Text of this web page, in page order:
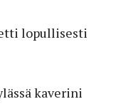
lopullisesti
kaverini